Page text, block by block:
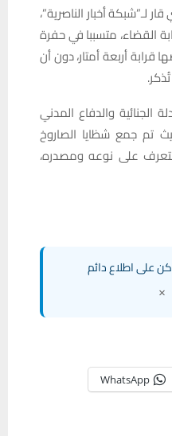
أخبار الناصرية”،
القضاء، متسببا في حفرة
أربعة أمتار، دون أن
الجنائية والدفاع المدني
تم جمع شظايا الصاروخ
على نوعه ومصدره،
على اطلاع دائم
×
WhatsApp